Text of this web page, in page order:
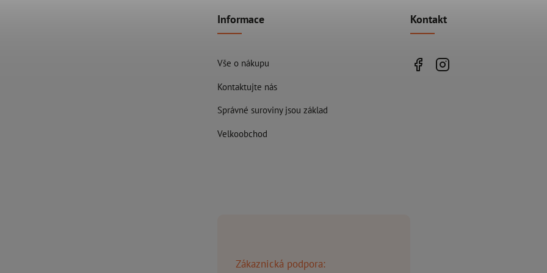
Zákaznická podpora:
Informace
Vše o nákupu
Kontaktujte nás
Správné suroviny jsou základ
Velkoobchod
Kontakt